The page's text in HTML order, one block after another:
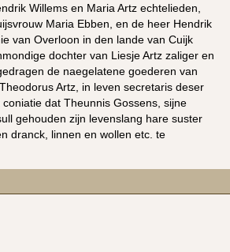
Willems en Maria Artz echtelieden,
Maria Ebben, en de heer Hendrik
van Overloon in den lande van Cuijk
dochter van Liesje Artz zaliger en
de naegelatene goederen van
Artz, in leven secretaris deser
dat Theunnis Gossens, sijne
gehouden zijn levenslang hare suster
dranck, linnen en wollen etc. te